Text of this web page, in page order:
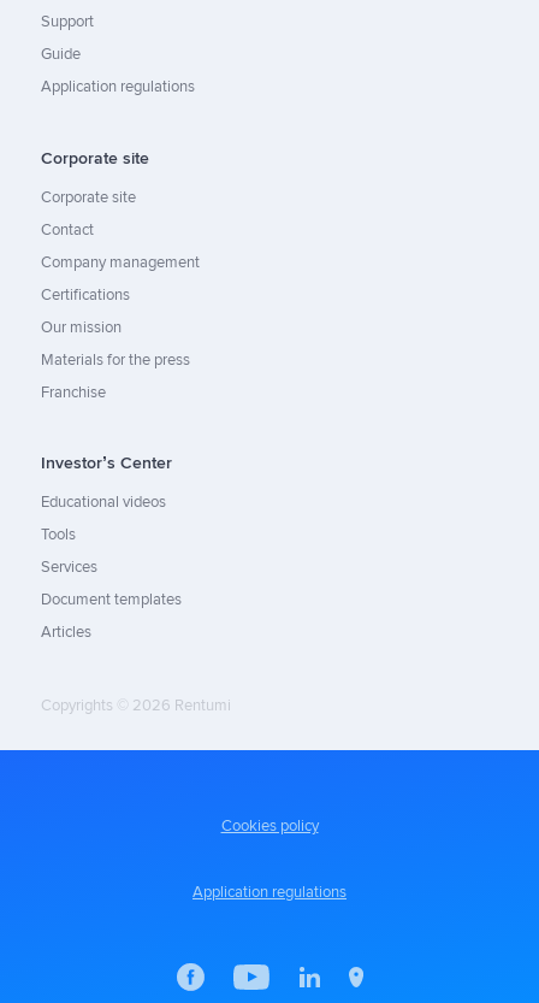
Support
Guide
Application regulations
Corporate site
Corporate site
Contact
Company management
Certifications
Our mission
Materials for the press
Franchise
Investor’s Center
Educational videos
Tools
Services
Document templates
Articles
Copyrights © 2026 Rentumi
Cookies policy
Application regulations